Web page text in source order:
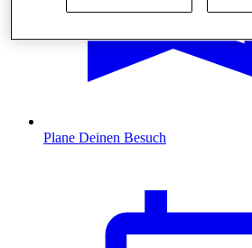
Plane Deinen Besuch